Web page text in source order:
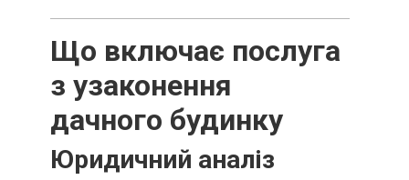
Що включає послуга
з узаконення
дачного будинку
Юридичний аналіз